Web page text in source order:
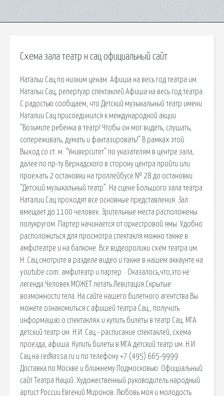
Схема зала театр н сац официальный сайт
Натальи Сац по низким ценам. Афиша на весь год театра им.
Натальи Сац, репертуар спектаклей Афиша на весь год театра.
С радостью сообщаем, что Детский музыкальный театр имени
Наталии Сац присоединился к международной акции
“Возьмите ребенка в театр! Чтобы он мог видеть, слушать,
сопереживать, думать и фантазировать!” В рамках этой.
Выход со ст. м. “Университет” по указателям в центре зала,
далее по пр-ту Вернадского в сторону центра пройти или
проехать 2 остановки на троллейбусе № 28 до остановки
“Детский музыкальный театр”. На сцене Большого зала театра
Наталии Сац проходят все основные представления. Зал
вмещает до 1100 человек. Зрительные места расположены
полукругом. Партер начинается от оркестровой ямы. Удобно
расположиться для просмотра спектакля можно также в
амфитеатре и на балконе. Все видеоролики схем театра им.
Н. Сац смотрите в разделе видео и также в нашем аккаунте на
youtube.com. амфитеатр и партер. · Оказалось,что,это не
легенда.Человек МОЖЕТ летать.Левитация.Скрытые
возможности тела. На сайте нашего билетного агентства Вы
можете ознакомиться с афишей театра Сац , получить
информацию о спектаклях и купить билеты в театр Сац. МГА
детский театр им. Н.И. Сац - расписание спектаклей, схема
проезда, афиша. Купить билеты в МГА детский театр им. Н.И.
Сац на redkassa.ru и по телефону +7 (495) 665-9999.
Доставка по Москве и ближнему Подмосковью. Официальный
сайт Театра Наций. Художественный руководитель народный
артист России Евгений Миронов. Любовь моя и молодость